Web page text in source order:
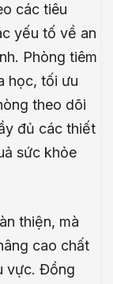
các tiêu
yếu tố về an
Phòng tiêm
học, tối ưu
theo dõi
đủ các thiết
sức khỏe
thiện, mà
cao chất
vực. Đồng